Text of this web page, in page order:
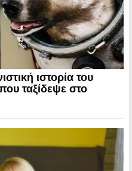
ιστορία του
ταξίδεψε στο